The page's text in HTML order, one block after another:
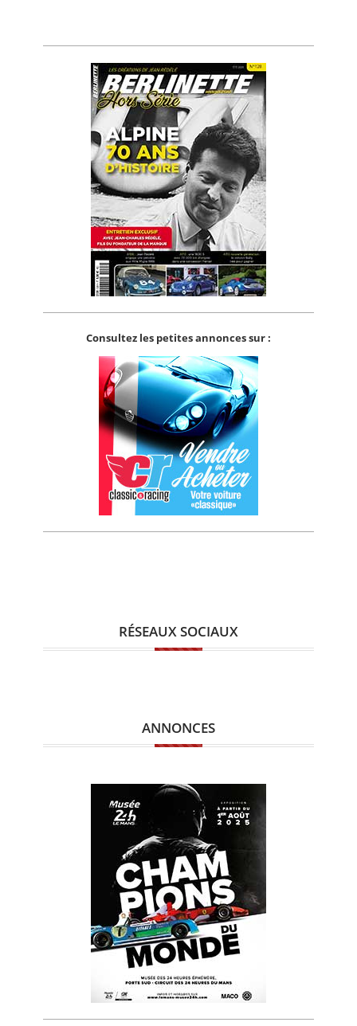
Consultez les petites annonces sur :
RÉSEAUX SOCIAUX
ANNONCES